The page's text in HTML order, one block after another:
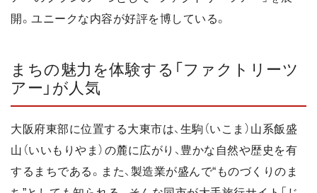
開。ユニークな内容が好評を博している。
まちの魅力を体験する「ファクトリーツ
アー」が人気
大阪府東部に位置する大東市は、生駒（いこま）山系飯盛
山（いいもりやま）の麓に広がり、豊かな自然や歴史を有
するまちである。また、製造業が盛んで“ものづくりのま